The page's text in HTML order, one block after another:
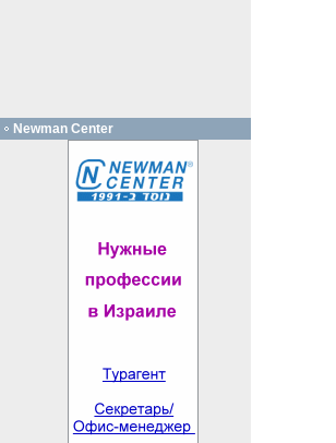
Newman Center